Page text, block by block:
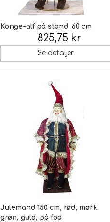
Konge-alf på stand, 60 cm
825,75 kr
Se detaljer
Julemand 150 cm, rød, mørk
grøn, guld, på fod